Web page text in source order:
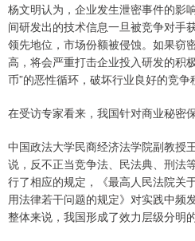
杨文明认为，企业发生泄密事件的影
间研发出的技术信息一旦被竞争对手
领先地位，市场份额被侵蚀。如果窃
高，将会严重打击企业投入研发的积
币”的恶性循环，破坏行业良好的竞争
在受访专家看来，我国针对商业秘密
中国政法大学民商经济法学院副教授
说，反不正当竞争法、民法典、刑法
行了相应的规定，《最高人民法院关
用法律若干问题的规定》对实践中频
整体来说，我国形成了效力层级分明